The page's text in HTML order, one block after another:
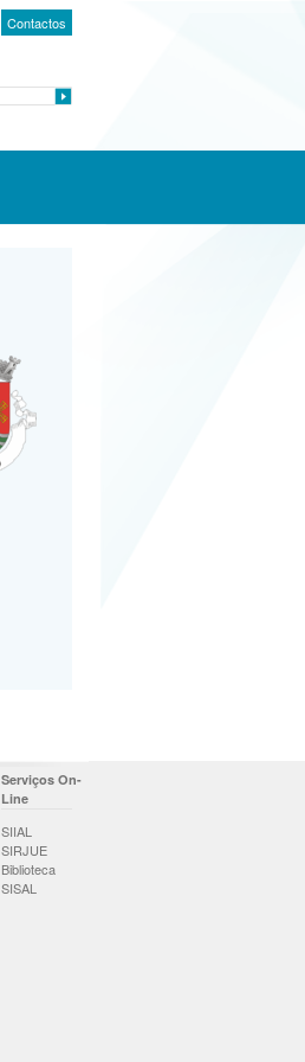
Contactos
Serviços On-
Line
SIIAL
SIRJUE
Biblioteca
SISAL